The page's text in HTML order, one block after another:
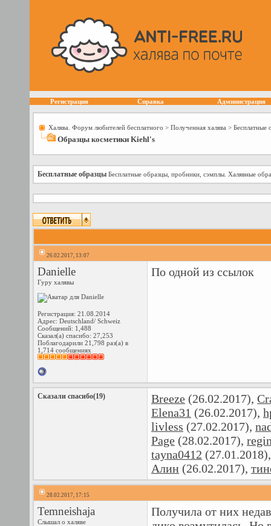
Регистрация Справка Администрация
Халява. Форум любителей бесплатного > Полученная халява > Бесплатные
Образцы косметики Kiehl's
Бесплатные образцы Бесплатные образцы, пробники, сэмплы. Халявные
26.02.2017, 13:07
Danielle
Гуру халявы
Регистрация: 21.08.2014
Адрес: Deutschland/ Schweiz
Сообщений: 1,488
Сказал(а) спасибо: 27,253
Поблагодарили 21,798 раз(а) в
1,714 сообщениях
По одной из ссылок
Сказали спасибо(19) Breeze (26.02.2017),
Elena31 (26.02.2017),
livless (27.02.2017),
Page (28.02.2017),
tayna0412
Алин (26.02.2017),
28.02.2017, 17:15
Temneishaja
Слышал о халяве
Получила от них